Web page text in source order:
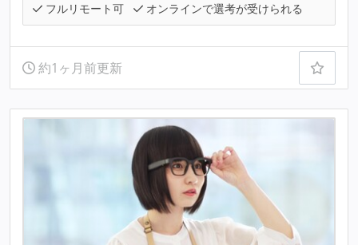
フルリモート可
オンラインで選考が受けられる
約1ヶ月前更新